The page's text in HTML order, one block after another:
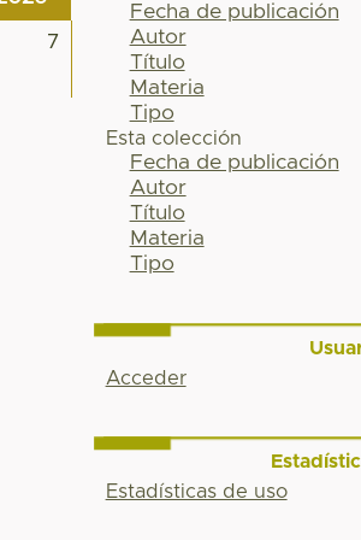
7
Fecha de publicación
Autor
Título
Materia
Tipo
Esta colección
Fecha de publicación
Autor
Título
Materia
Tipo
Acceder
Estadísticas de uso